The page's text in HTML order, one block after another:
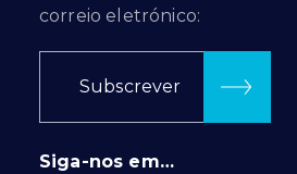
correio eletrónico:
Subscrever
Siga-nos em…